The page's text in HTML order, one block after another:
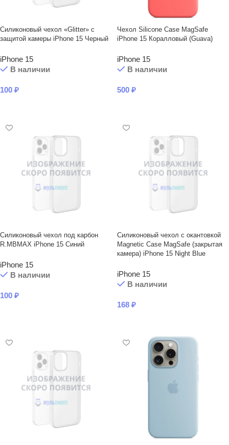
Силиконовый чехол «Glitter» с
защитой камеры iPhone 15 Черный
iPhone 15
В наличии
100 ₽
Чехол Silicone Case MagSafe
iPhone 15 Коралловый (Guava)
iPhone 15
В наличии
500 ₽
Силиконовый чехол под карбон
R.MBMAX iPhone 15 Синий
iPhone 15
В наличии
100 ₽
Силиконовый чехол с окантовкой
Magnetic Case MagSafe (закрытая
камера) iPhone 15 Night Blue
iPhone 15
В наличии
168 ₽